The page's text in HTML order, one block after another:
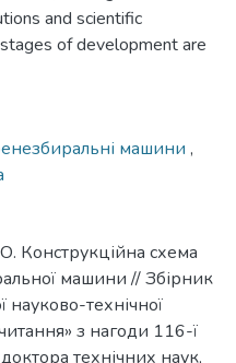
and scientific
of development are
машини ,
Конструкційна схема
машини // Збірник
технічної
з нагоди 116-ї
технічних наук,